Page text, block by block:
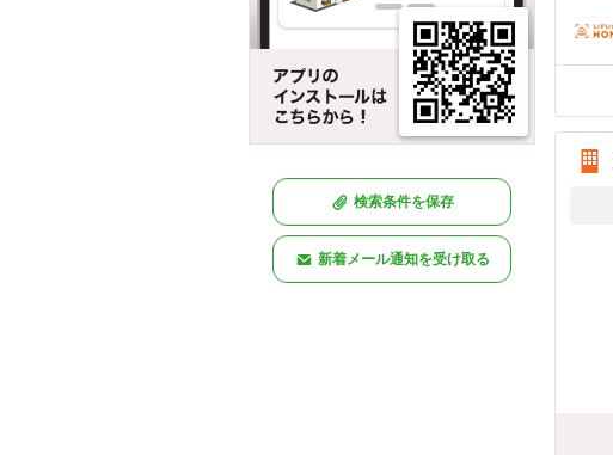
検索条件を保存
新着メール通知を受け取る